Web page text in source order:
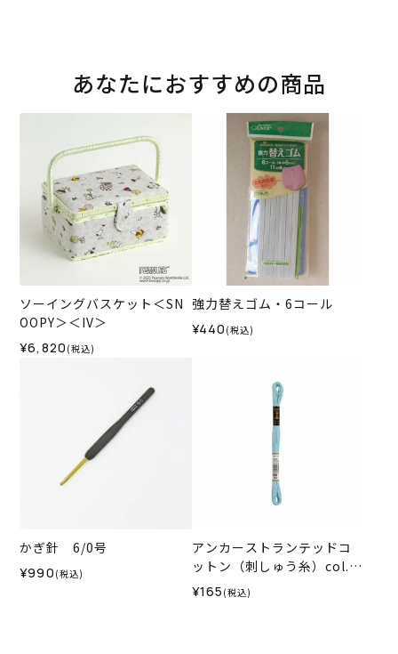
あなたにおすすめの商品
ソーイングバスケット＜SN
OOPY＞＜IV＞
¥6,820 (税込)
強力替えゴム・6コール
¥440 (税込)
かぎ針 6/0号
¥990 (税込)
アンカーストランテッドコ
ットン（刺しゅう糸）col.0
167
¥165 (税込)